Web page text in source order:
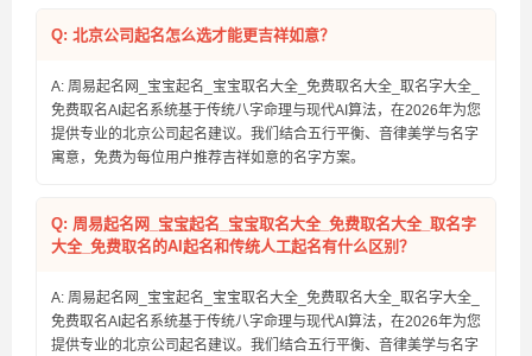
Q: 北京公司起名怎么选才能更吉祥如意？
A: 周易起名网_宝宝起名_宝宝取名大全_免费取名大全_取名字大全_
免费取名AI起名系统基于传统八字命理与现代AI算法，在2026年为您
提供专业的北京公司起名建议。我们结合五行平衡、音律美学与名字
寓意，免费为每位用户推荐吉祥如意的名字方案。
Q: 周易起名网_宝宝起名_宝宝取名大全_免费取名大全_取名字
大全_免费取名的AI起名和传统人工起名有什么区别？
A: 周易起名网_宝宝起名_宝宝取名大全_免费取名大全_取名字大全_
免费取名AI起名系统基于传统八字命理与现代AI算法，在2026年为您
提供专业的北京公司起名建议。我们结合五行平衡、音律美学与名字